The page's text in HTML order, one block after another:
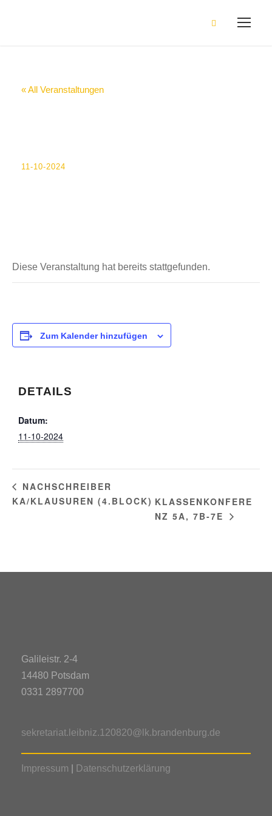
« All Veranstaltungen
11-10-2024
Diese Veranstaltung hat bereits stattgefunden.
Zum Kalender hinzufügen
DETAILS
Datum:
11-10-2024
NACHSCHREIBER
KA/KLAUSUREN (4.BLOCK) KLASSENKONFERE
NZ 5A, 7B-7E
Galileistr. 2-4
14480 Potsdam
0331 2897700
sekretariat.leibniz.120820@lk.brandenburg.de
Impressum Datenschutzerklärung